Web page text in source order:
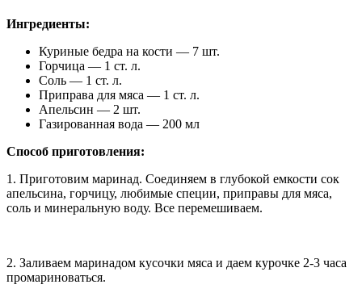
Ингредиенты:
Куриные бедра на кости — 7 шт.
Горчица — 1 ст. л.
Соль — 1 ст. л.
Приправа для мяса — 1 ст. л.
Апельсин — 2 шт.
Газированная вода — 200 мл
Способ приготовления:
1. Приготовим маринад. Соединяем в глубокой емкости сок
апельсина, горчицу, любимые специи, приправы для мяса,
соль и минеральную воду. Все перемешиваем.
2. Заливаем маринадом кусочки мяса и даем курочке 2-3 часа
промариноваться.